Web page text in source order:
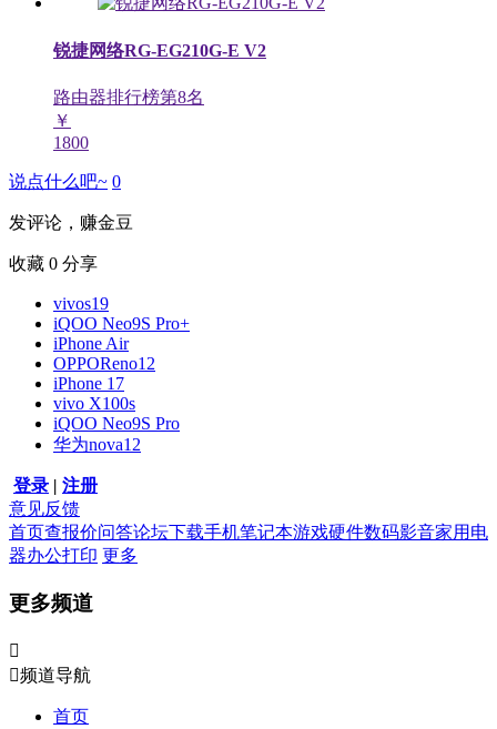
锐捷网络RG-EG210G-E V2
路由器排行榜第8名
￥
1800
说点什么吧~ 0
发评论，赚金豆
收藏 0 分享
vivos19
iQOO Neo9S Pro+
iPhone Air
OPPOReno12
iPhone 17
vivo X100s
iQOO Neo9S Pro
华为nova12
登录 | 注册
意见反馈
首页查报价问答论坛下载手机笔记本游戏硬件数码影音家用电
器办公打印 更多
更多频道

频道导航
首页